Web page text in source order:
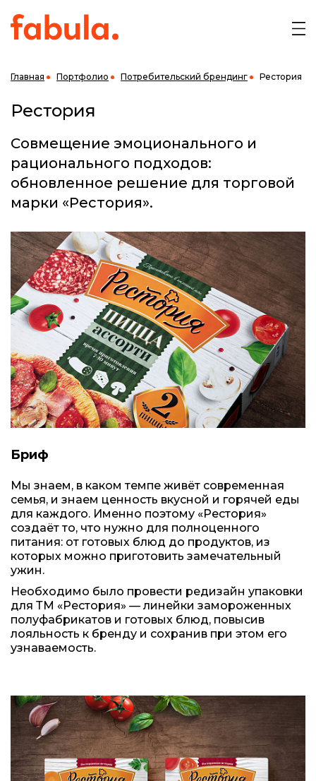
Главная Портфолио Потребительский брендинг Рестория
Рестория
Совмещение эмоционального и
рационального подходов:
обновленное решение для торговой
марки «Рестория».
Бриф
Мы знаем, в каком темпе живёт современная
семья, и знаем ценность вкусной и горячей еды
для каждого. Именно поэтому «Рестория»
создаёт то, что нужно для полноценного
питания: от готовых блюд до продуктов, из
которых можно приготовить замечательный
ужин.
Необходимо было провести редизайн упаковки
для ТМ «Рестория» — линейки замороженных
полуфабрикатов и готовых блюд, повысив
лояльность к бренду и сохранив при этом его
узнаваемость.